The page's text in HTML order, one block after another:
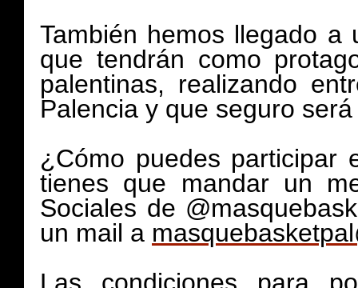
También hemos llegado
que tendrán como
palentinas, realizando
Palencia y que seguro
¿Cómo puedes participar
tienes que mandar un
Sociales de
un mail a